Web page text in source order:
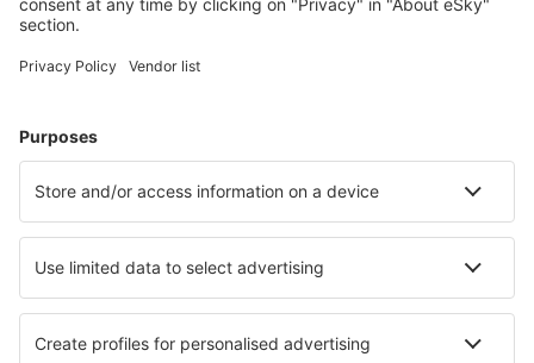
Planifică-ți călătoria
Bilete de avion
Zbor+Hotel
Află mai multe